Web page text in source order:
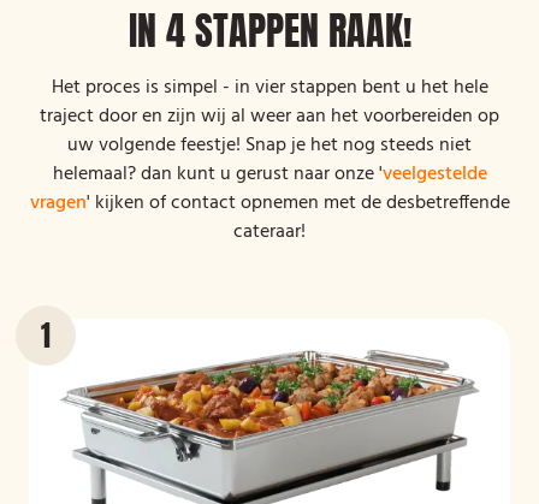
IN 4 STAPPEN RAAK!
Het proces is simpel - in vier stappen bent u het hele
traject door en zijn wij al weer aan het voorbereiden op
uw volgende feestje! Snap je het nog steeds niet
helemaal? dan kunt u gerust naar onze 'veelgestelde
vragen' kijken of contact opnemen met de desbetreffende
cateraar!